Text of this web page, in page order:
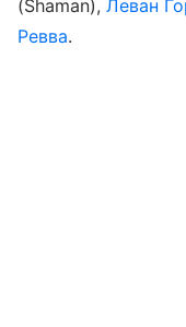
(Shaman),Леван
Ревва.